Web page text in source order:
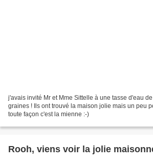
j'avais invité Mr et Mme Sittelle à une tasse d'eau
graines ! Ils ont trouvé la maison jolie mais un peu
toute façon c'est la mienne :-)
Rooh, viens voir la jolie